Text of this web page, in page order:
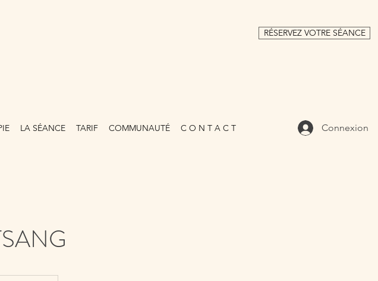
RÉSERVEZ VOTRE SÉANCE
Connexion
LA SÉANCE TARIF COMMUNAUTÉ C O N T A C T